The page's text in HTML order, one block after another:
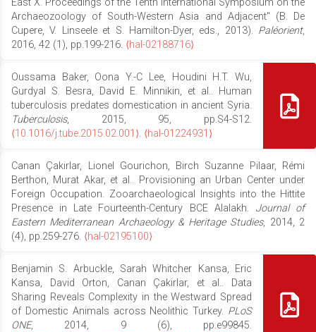
Archaeozoology of South-Western Asia and Adjacent" (B. De
Cupere, V. Linseele et S. Hamilton-Dyer, eds., 2013). Paléorient,
2016, 42 (1), pp.199-216. ⟨hal-02188716⟩
Oussama Baker, Oona Y.-C Lee, Houdini H.T. Wu,
Gurdyal S. Besra, David E. Minnikin, et al.. Human
tuberculosis predates domestication in ancient Syria.
Tuberculosis, 2015, 95, pp.S4-S12.
⟨10.1016/j.tube.2015.02.001⟩. ⟨hal-01224931⟩
Canan Çakirlar, Lionel Gourichon, Birch Suzanne Pilaar, Rémi
Berthon, Murat Akar, et al.. Provisioning an Urban Center under
Foreign Occupation. Zooarchaeological Insights into the Hittite
Presence in Late Fourteenth-Century BCE Alalakh. Journal of
Eastern Mediterranean Archaeology & Heritage Studies, 2014, 2
(4), pp.259-276. ⟨hal-02195100⟩
Benjamin S. Arbuckle, Sarah Whitcher Kansa, Eric
Kansa, David Orton, Canan Çakirlar, et al.. Data
Sharing Reveals Complexity in the Westward Spread
of Domestic Animals across Neolithic Turkey. PLoS
ONE, 2014, 9 (6), pp.e99845.